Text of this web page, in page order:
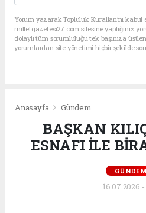
Yorum yazarak Topluluk Kuralları’nı
milletgazetesi27.com sitesine yaptığınız
dolaylı tüm sorumluluğu tek başınıza
yorumlardan site yönetimi hiçbir şekilde
Anasayfa Gündem
BAŞKAN
ESNAFI İLE
GÜNDEM
16.07.2026 -